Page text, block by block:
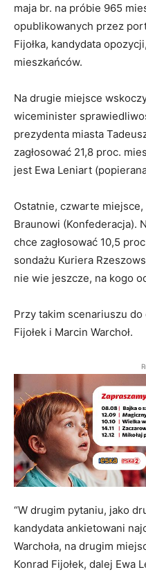
maja br. na próbie 965
opublikowanych przez
Fijołka, kandydata
mieszkańców.
Na drugie miejsce
wiceminister
prezydenta miasta
zagłosować 21,8 proc.
jest Ewa Leniart
Ostatnie, czwarte
Braunowi (Konfederacja).
chce zagłosować 10,5
sondażu Kuriera
nie wie jeszcze, na kogo
Przy takim scenariuszu
Fijołek i Marcin Warchoł.
“W drugim pytaniu, jako
kandydata ankietowani
Warchoła, na drugim
Konrad Fijołek, dalej Ewa